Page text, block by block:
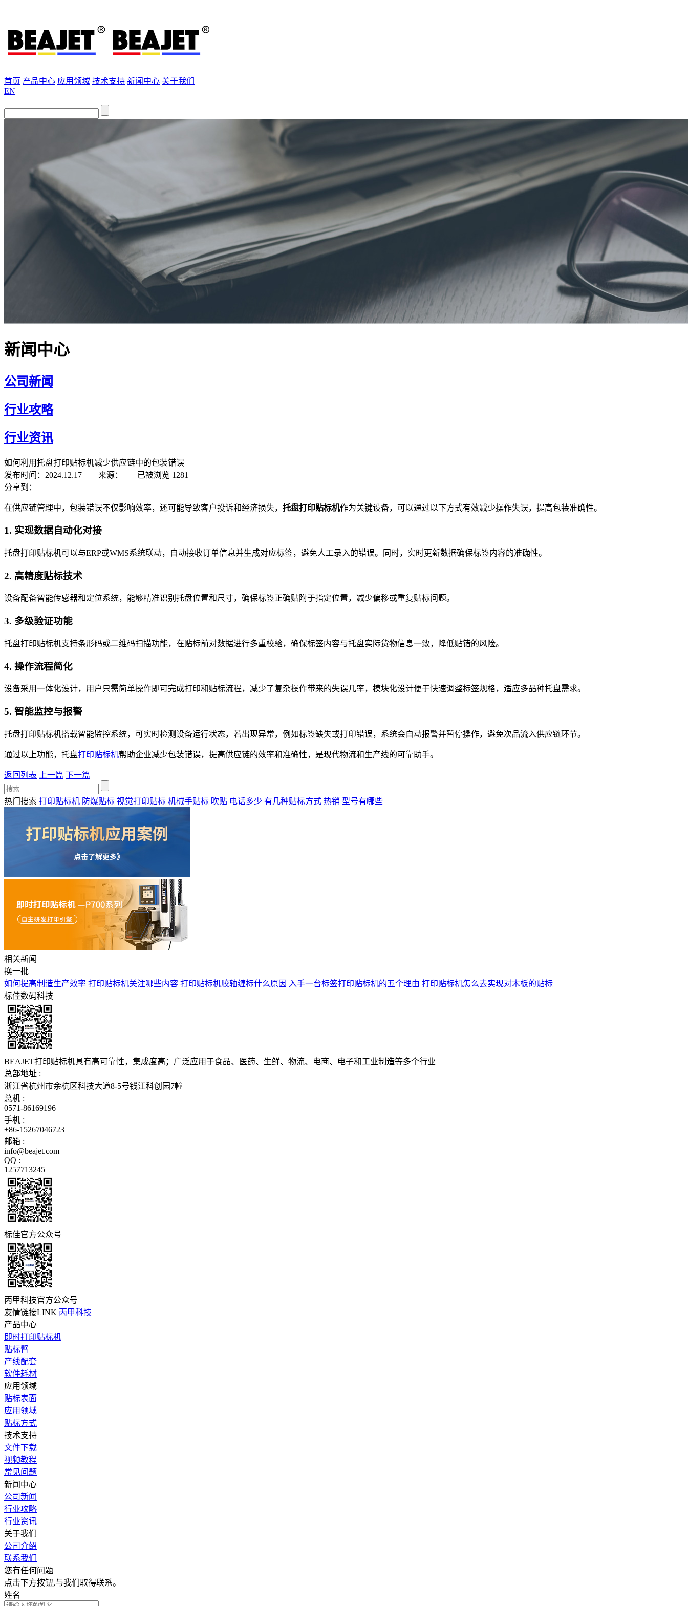
首页 产品中心 应用领域 技术支持 新闻中心 关于我们
EN
|
新闻中心
公司新闻
行业攻略
行业资讯
如何利用托盘打印贴标机减少供应链中的包装错误
发布时间：2024.12.17 来源：
已被浏览 1281
分享到：
在供应链管理中，包装错误不仅影响效率，还可能导致客户投诉和经济损失， 托盘打印贴标机作为关键设备，可以通过以下方式有效减少操作失误，提高包装准确性。
1. 实现数据自动化对接
托盘打印贴标机可以与ERP或WMS系统联动，自动接收订单信息并生成对应标签，避免人工录入的错误。同时，实时更新数据确保标签内容的准确性。
2. 高精度贴标技术
设备配备智能传感器和定位系统，能够精准识别托盘位置和尺寸，确保标签正确贴附于指定位置，减少偏移或重复贴标问题。
3. 多级验证功能
托盘打印贴标机支持条形码或二维码扫描功能，在贴标前对数据进行多重校验，确保标签内容与托盘实际货物信息一致，降低贴错的风险。
4. 操作流程简化
设备采用一体化设计，用户只需简单操作即可完成打印和贴标流程，减少了复杂操作带来的失误几率，模块化设计便于快速调整标签规格，适应多品种托盘需求。
5. 智能监控与报警
托盘打印贴标机搭载智能监控系统，可实时检测设备运行状态，若出现异常，例如标签缺失或打印错误，系统会自动报警并暂停操作，避免次品流入供应链环节。
通过以上功能，托盘打印贴标机帮助企业减少包装错误，提高供应链的效率和准确性，是现代物流和生产线的可靠助手。
返回列表 上一篇 下一篇
热门搜索 打印贴标机 防爆贴标 视觉打印贴标 机械手贴标 吹贴 电话多少 有几种贴标方式 热销 型号有哪些
相关新闻
换一批
如何提高制造生产效率 打印贴标机关注哪些内容 打印贴标机胶轴缠标什么原因 入手一台标签打印贴标机的五个理由 打印贴标机怎么去实现对木板的贴标
标佳数码科技
BEAJET打印贴标机具有高可靠性，集成度高；广泛应用于食品、医药、生鲜、物流、电商、电子和工业制造等多个行业
总部地址 :
浙江省杭州市余杭区科技大道8-5号钱江科创园7幢
总机 :
0571-86169196
手机 :
+86-15267046723
邮箱 :
info@beajet.com
QQ :
1257713245
标佳官方公众号
丙甲科技官方公众号
友情链接LINK 丙甲科技
产品中心
即时打印贴标机
贴标臂
产线配套
软件耗材
应用领域
贴标表面
应用领域
贴标方式
技术支持
文件下载
视频教程
常见问题
新闻中心
公司新闻
行业攻略
行业资讯
关于我们
公司介绍
联系我们
您有任何问题
点击下方按钮,与我们取得联系。
姓名